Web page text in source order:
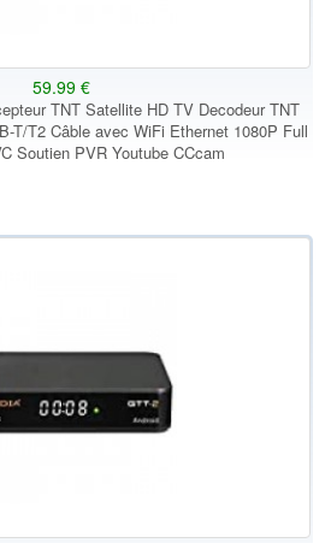
59.99 €
TNT Satellite HD TV Decodeur TNT
T/T2 Câble avec WiFi Ethernet 1080P Full
Soutien PVR Youtube CCcam